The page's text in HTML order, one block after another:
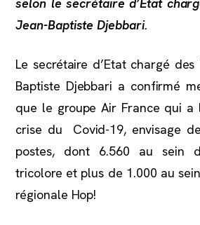
Jean-Baptiste Djebbari.
Le secrétaire d’Etat chargé
Baptiste Djebbari a confirmé
que le groupe Air France qui a
crise du Covid-19, envisage
postes, dont 6.560 au sein
tricolore et plus de 1.000 au
régionale Hop!